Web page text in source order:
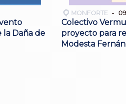
la Daña de
MONFORTE
Colectivo
proyecto para
Modesta